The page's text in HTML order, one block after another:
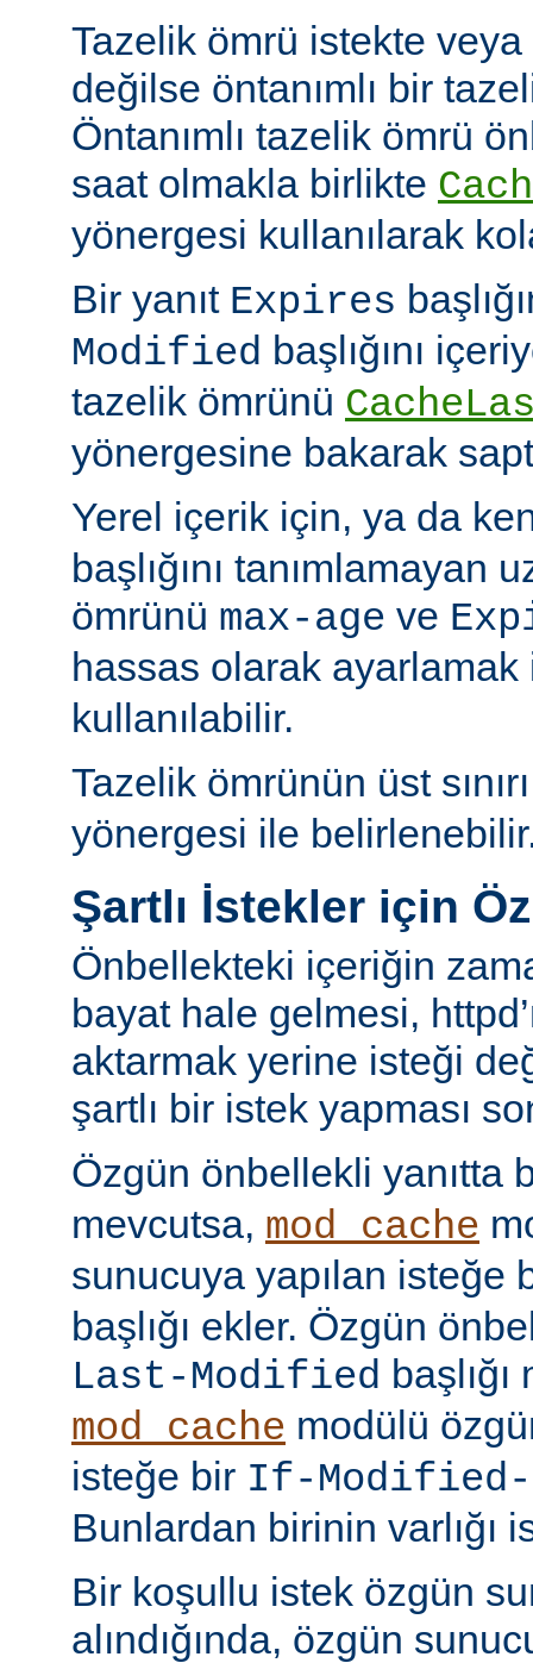
Tazelik ömrü istekte veya
değilse öntanımlı bir
Öntanımlı tazelik ömrü
saat olmakla birlikte
yönergesi kullanılarak
Bir yanıt Expires
Modified başlığını
tazelik ömrünü
yönergesine bakarak
Yerel içerik için, ya da
başlığını tanımlamayan
ömrünü max-age ve
hassas olarak
kullanılabilir.
Tazelik ömrünün üst
yönergesi ile
Şartlı İstekler için
Önbellekteki içeriğin
bayat hale gelmesi,
aktarmak yerine isteği
şartlı bir istek yapması
Özgün önbellekli yanıtta
mevcutsa, mod_cache
sunucuya yapılan isteğe
başlığı ekler. Özgün
Last-Modified
mod_cache modülü
isteğe bir If-Modified-
Bunlardan birinin varlığı
Bir koşullu istek özgün
alındığında, özgün